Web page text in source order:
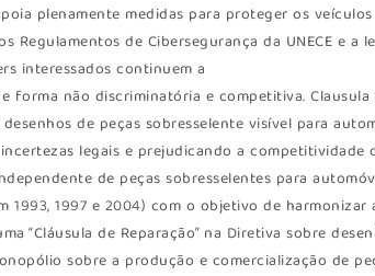
plenamente medidas para proteger os
Regulamentos de Cibersegurança da UNECE e a
interessados continuem a
forma não discriminatória e competitiva.
de peças sobresselente visível para
legais e prejudicando a competitividade
de peças sobresselentes para
1993, 1997 e 2004) com o objetivo de
“Cláusula de Reparação” na Diretiva sobre
sobre a produção e comercialização de